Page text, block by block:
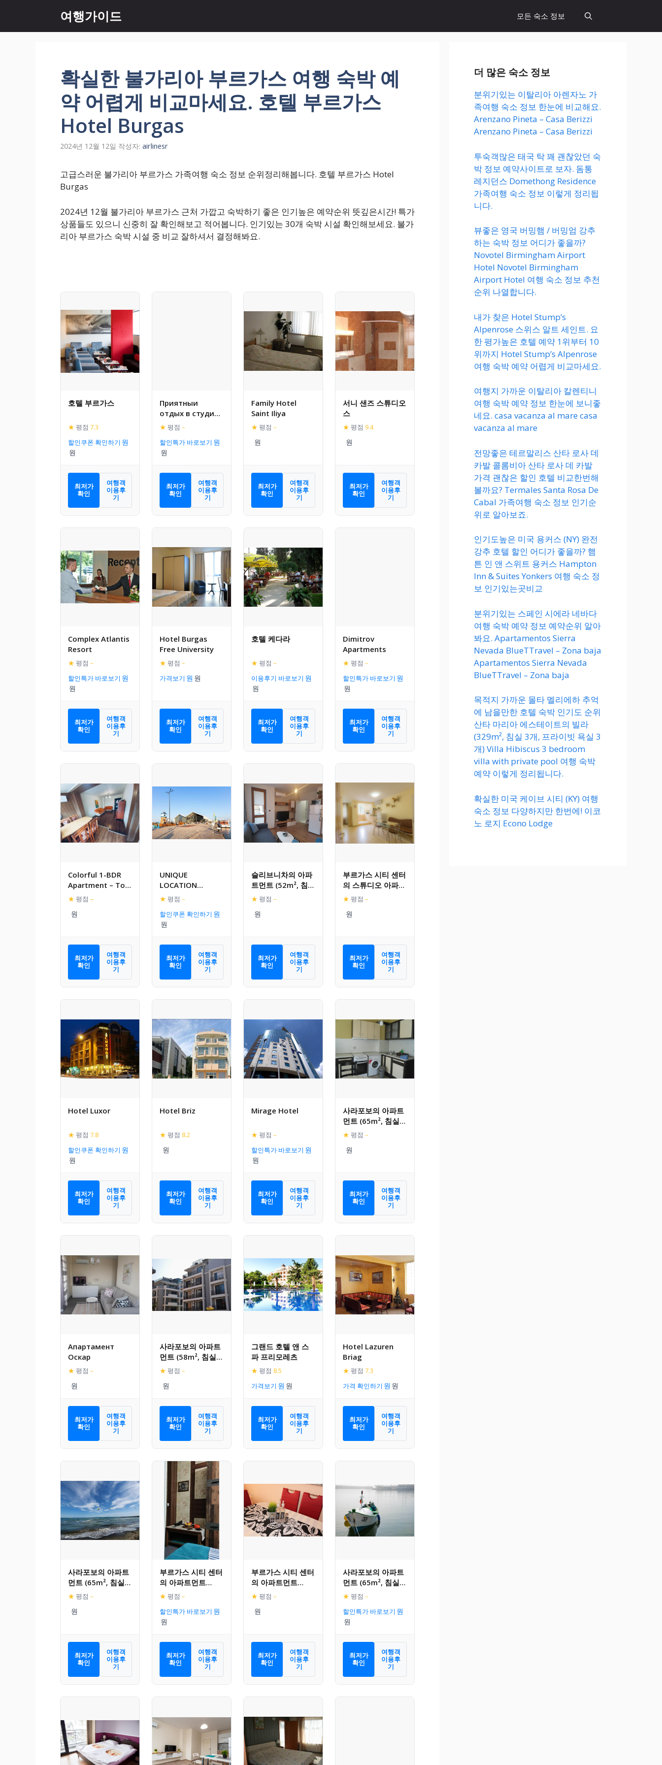
츠
여행가이드 모든 숙소 정보
확실한 불가리아 부르가스 여행 숙박 예
약 어렵게 비교마세요. 호텔 부르가스
Hotel Burgas
2024년 12월 12일 작성자: airlinesr
고급스러운 불가리아 부르가스 가족여행 숙소 정보 순위정리해봅니다. 호텔 부르가스 Hotel
Burgas
2024년 12월 불가리아 부르가스 근처 가깝고 숙박하기 좋은 인기높은 예약순위 뜻깊은시간! 특가
상품들도 있으니 신중히 잘 확인해보고 적어봅니다. 인기있는 30개 숙박 시설 확인해보세요. 불가
리아 부르가스 숙박 시설 중 비교 잘하셔서 결정해봐요.
호텔 부르가스
★ 평점 7.3
할인쿠폰 확인하기
최저가
확인
여행객
이용후
기
Приятныи
отдых в студии
на море в
Сарафово
★ 평점 –
할인특가 바로보기
최저가
확인
여행객
이용후
기
Family Hotel
Saint Iliya
★ 평점 –
최저가
확인
여행객
이용후
기
서니 샌즈 스튜디오
스
★ 평점 9.4
최저가
확인
여행객
이용후
기
Complex Atlantis
Resort
★ 평점 –
할인특가 바로보기
최저가
확인
여행객
이용후
기
Hotel Burgas
Free University
★ 평점 –
가격보기
최저가
확인
여행객
이용후
기
호텔 케다라
★ 평점 –
이용후기 바로보기
최저가
확인
여행객
이용후
기
Dimitrov
Apartments
★ 평점 –
할인특가 바로보기
최저가
확인
여행객
이용후
기
Colorful 1-BDR
Apartment – Top
center of Burgas
★ 평점 –
최저가
확인
여행객
이용후
기
UNIQUE
LOCATION
APARTMENT
WITH PARKING
★ 평점 –
할인쿠폰 확인하기
최저가
확인
여행객
이용후
기
슬리브니차의 아파
트먼트 (52m², 침실
1개, 프라이빗 욕실
1개)
★ 평점 –
최저가
확인
여행객
이용후
기
부르가스 시티 센터
의 스튜디오 아파트
먼트 (35m², 프라이
빗 욕실 0개)
★ 평점 –
최저가
확인
여행객
이용후
기
Hotel Luxor
★ 평점 7.8
할인쿠폰 확인하기
최저가
확인
여행객
이용후
기
Hotel Briz
★ 평점 8.2
최저가
확인
여행객
이용후
기
Mirage Hotel
★ 평점 –
할인특가 바로보기
최저가
확인
여행객
이용후
기
사라포보의 아파트
먼트 (65m², 침실 1
개, 프라이빗 욕실 1
개)
★ 평점 –
최저가
확인
여행객
이용후
기
Апартамент
Оскар
★ 평점 –
최저가
확인
여행객
이용후
기
사라포보의 아파트
먼트 (58m², 침실 1
개, 프라이빗 욕실 1
개)
★ 평점 –
최저가
확인
여행객
이용후
기
그랜드 호텔 앤 스
파 프리모레츠
★ 평점 8.5
가격보기
최저가
확인
여행객
이용후
기
Hotel Lazuren
Briag
★ 평점 7.3
가격 확인하기
최저가
확인
여행객
이용후
기
사라포보의 아파트
먼트 (65m², 침실 1
개, 프라이빗 욕실 1
개)
★ 평점 –
최저가
확인
여행객
이용후
기
부르가스 시티 센터
의 아파트먼트
(70m², 침실 1개,
프라이빗 욕실 1개)
★ 평점 –
할인특가 바로보기
최저가
확인
여행객
이용후
기
부르가스 시티 센터
의 아파트먼트
(72m², 침실 1개,
프라이빗 욕실 1개)
★ 평점 –
최저가
확인
여행객
이용후
기
사라포보의 아파트
먼트 (65m², 침실 1
개, 프라이빗 욕실 1
개)
★ 평점 –
할인특가 바로보기
최저가
확인
여행객
이용후
기
더 많은 숙소 정보
분위기있는 이탈리아 아렌자노 가
족여행 숙소 정보 한눈에 비교해요.
Arenzano Pineta – Casa Berizzi
Arenzano Pineta – Casa Berizzi
투숙객많은 태국 탁 꽤 괜찮았던 숙
박 정보 예약사이트로 보자. 돔통
레지던스 Domethong Residence
가족여행 숙소 정보 이렇게 정리됩
니다.
뷰좋은 영국 버밍햄 / 버밍엄 강추
하는 숙박 정보 어디가 좋을까?
Novotel Birmingham Airport
Hotel Novotel Birmingham
Airport Hotel 여행 숙소 정보 추천
순위 나열합니다.
내가 찾은 Hotel Stump’s
Alpenrose 스위스 알트 세인트. 요
한 평가높은 호텔 예약 1위부터 10
위까지 Hotel Stump’s Alpenrose
여행 숙박 예약 어렵게 비교마세요.
여행지 가까운 이탈리아 칼렌티니
여행 숙박 예약 정보 한눈에 보니좋
네요. casa vacanza al mare casa
vacanza al mare
전망좋은 테르말리스 산타 로사 데
카발 콜롬비아 산타 로사 데 카발
가격 괜찮은 할인 호텔 비교한번해
볼까요? Termales Santa Rosa De
Cabal 가족여행 숙소 정보 인기순
위로 알아보죠.
인기도높은 미국 용커스 (NY) 완전
강추 호텔 할인 어디가 좋을까? 햄
튼 인 앤 스위트 용커스 Hampton
Inn & Suites Yonkers 여행 숙소 정
보 인기있는곳비교
분위기있는 스페인 시에라 네바다
여행 숙박 예약 정보 예약순위 알아
봐요. Apartamentos Sierra
Nevada BlueTTravel – Zona baja
Apartamentos Sierra Nevada
BlueTTravel – Zona baja
목적지 가까운 몰타 멜리에하 추억
에 남을만한 호텔 숙박 인기도 순위
산타 마리아 에스테이트의 빌라
(329m², 침실 3개, 프라이빗 욕실 3
개) Villa Hibiscus 3 bedroom
villa with private pool 여행 숙박
예약 이렇게 정리됩니다.
확실한 미국 케이브 시티 (KY) 여행
숙소 정보 다양하지만 한번에! 이코
노 로지 Econo Lodge